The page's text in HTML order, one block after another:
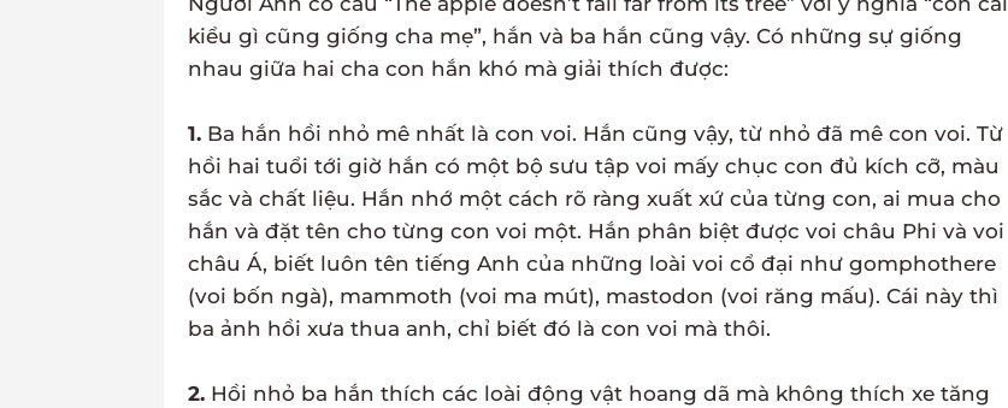
kiểu gì cũng giống cha mẹ”, hắn và ba hắn cũng vậy. Có những sự giống
nhau giữa hai cha con hắn khó mà giải thích được:
1. Ba hắn hồi nhỏ mê nhất là con voi. Hắn cũng vậy, từ nhỏ đã mê con voi. Từ
hồi hai tuổi tới giờ hắn có một bộ sưu tập voi mấy chục con đủ kích cỡ, màu
sắc và chất liệu. Hắn nhớ một cách rõ ràng xuất xứ của từng con, ai mua cho
hắn và đặt tên cho từng con voi một. Hắn phân biệt được voi châu Phi và voi
châu Á, biết luôn tên tiếng Anh của những loài voi cổ đại như gomphothere
(voi bốn ngà), mammoth (voi ma mút), mastodon (voi răng mấu). Cái này thì
ba ảnh hồi xưa thua anh, chỉ biết đó là con voi mà thôi.
2. Hồi nhỏ ba hắn thích các loài động vật hoang dã mà không thích xe tăng